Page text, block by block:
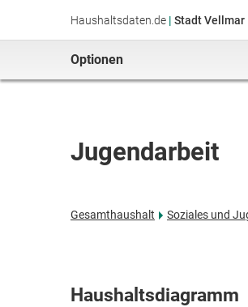
Haushaltsdaten.de | Stadt Vellmar
Optionen
Jugendarbeit
Gesamthaushalt Soziales und
Haushaltsdiagramm